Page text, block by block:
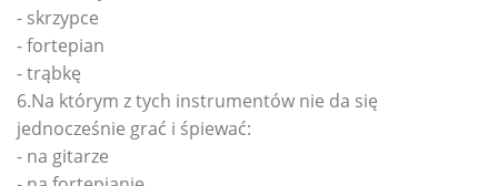
- skrzypce
- fortepian
- trąbkę
6.Na którym z tych instrumentów nie da się
jednocześnie grać i śpiewać:
- na gitarze